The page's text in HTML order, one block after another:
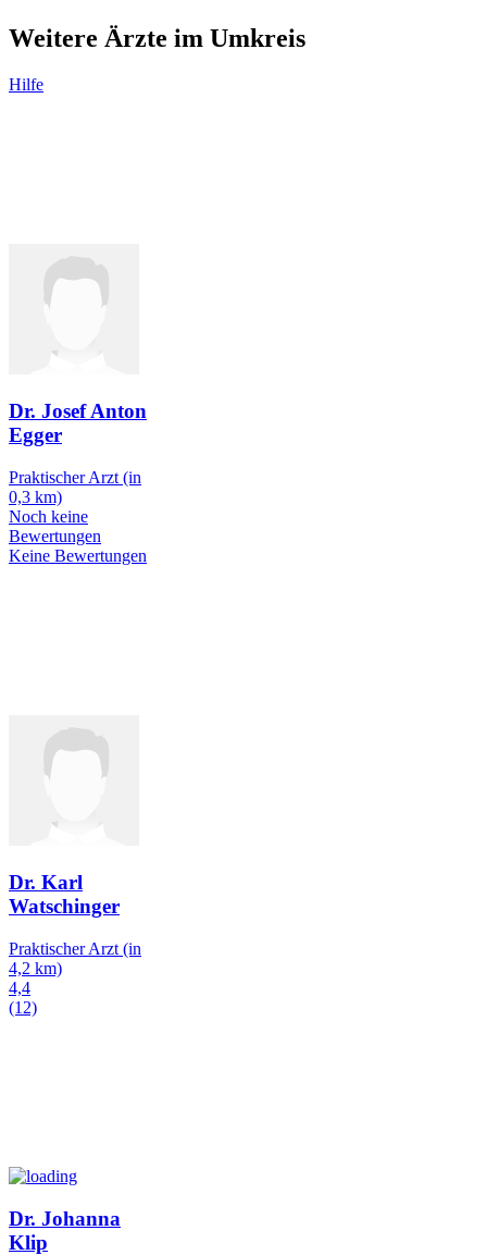
Weitere Ärzte im Umkreis
Hilfe
Dr. Josef Anton
Egger
Praktischer Arzt (in
0,3 km)
Noch keine
Bewertungen
Keine Bewertungen
Dr. Karl
Watschinger
Praktischer Arzt (in
4,2 km)
4,4
(12)
Dr. Johanna
Klip